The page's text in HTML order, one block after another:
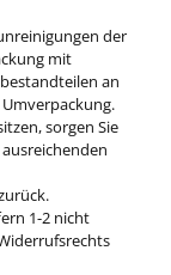
der
mit
an
sorgen Sie
1-2 nicht